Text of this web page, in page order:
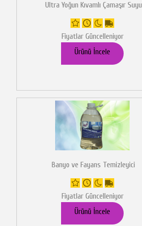
Ultra Yoğun Kıvamlı Çamaşır Suyu
Fiyatlar Güncelleniyor
Ürünü İncele
Banyo ve Fayans Temizleyici
Fiyatlar Güncelleniyor
Ürünü İncele